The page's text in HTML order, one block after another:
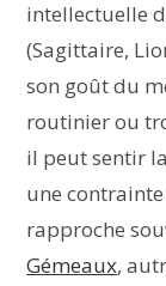
intellectuelle
(Sagittaire,
son goût du
routinier ou
il peut sentir
une
rapproche
Gémeaux,